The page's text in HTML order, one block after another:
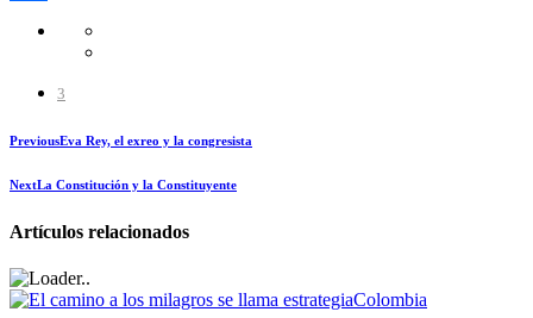
3
PreviousEva Rey, el exreo y la congresista
NextLa Constitución y la Constituyente
Artículos relacionados
Colombia